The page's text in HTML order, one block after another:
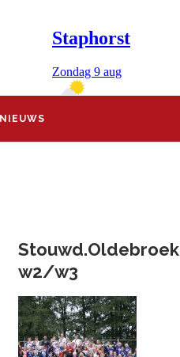
NIEUWS
Stouwd.Oldebroek
w2/w3